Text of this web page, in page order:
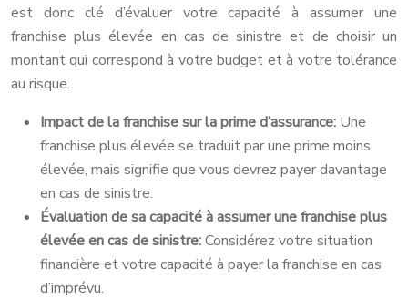
est donc clé d’évaluer votre capacité à assumer une
franchise plus élevée en cas de sinistre et de choisir un
montant qui correspond à votre budget et à votre tolérance
au risque.
Impact de la franchise sur la prime d’assurance: Une
franchise plus élevée se traduit par une prime moins
élevée, mais signifie que vous devrez payer davantage
en cas de sinistre.
Évaluation de sa capacité à assumer une franchise plus
élevée en cas de sinistre:Considérez votre situation
financière et votre capacité à payer la franchise en cas
d’imprévu.